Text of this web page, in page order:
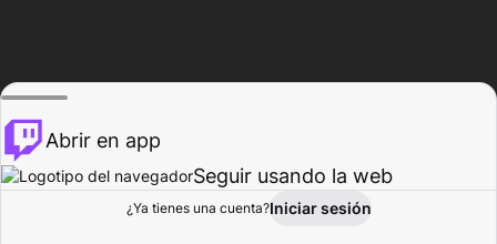
Explorar Actividad
Abrir en app
Seguir usando la web
¿Ya tienes una cuenta?Iniciar sesión